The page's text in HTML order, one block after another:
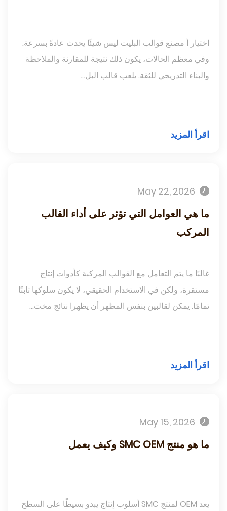
اختيار أ مصنع قوالب البليت ليس شيئًا يحدث عادةً بسرعة.
وفي معظم الحالات، يكون ذلك نتيجة للمقارنة والملاحظة
والبناء التدريجي للثقة. يلعب قالب البل...
اقرأ المزيد
ما هي العوامل التي تؤثر على أداء القالب
المركب
غالبًا ما يتم التعامل مع القوالب المركبة كأدوات إنتاج
مستقرة، ولكن في الاستخدام الحقيقي، لا يكون سلوكها ثابتًا
تمامًا. يمكن لقالبين بنفس المظهر أن يظهرا نتائج مخت...
اقرأ المزيد
ما هو منتج SMC OEM وكيف يعمل
يعد OEM لمنتج SMC أسلوب إنتاج يبدو بسيطًا على السطح